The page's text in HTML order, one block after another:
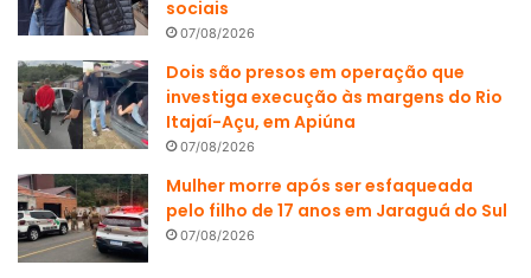
sociais
07/08/2026
Dois são presos em operação que
investiga execução às margens do Rio
Itajaí-Açu, em Apiúna
07/08/2026
Mulher morre após ser esfaqueada
pelo filho de 17 anos em Jaraguá do Sul
07/08/2026